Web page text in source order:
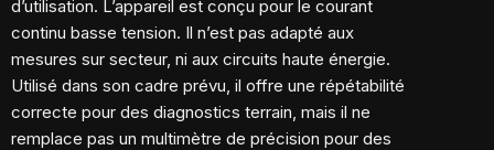
d’utilisation. L’appareil est conçu pour le courant
continu basse tension. Il n’est pas adapté aux
mesures sur secteur, ni aux circuits haute énergie.
Utilisé dans son cadre prévu, il offre une répétabilité
correcte pour des diagnostics terrain, mais il ne
remplace pas un multimètre de précision pour des